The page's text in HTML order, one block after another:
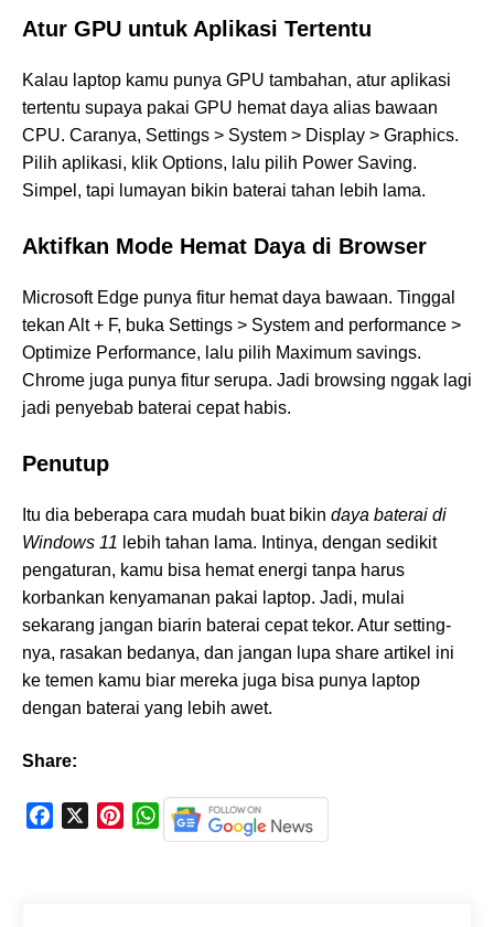
Atur GPU untuk Aplikasi Tertentu
Kalau laptop kamu punya GPU tambahan, atur aplikasi
tertentu supaya pakai GPU hemat daya alias bawaan
CPU. Caranya, Settings > System > Display > Graphics.
Pilih aplikasi, klik Options, lalu pilih Power Saving.
Simpel, tapi lumayan bikin baterai tahan lebih lama.
Aktifkan Mode Hemat Daya di Browser
Microsoft Edge punya fitur hemat daya bawaan. Tinggal
tekan Alt + F, buka Settings > System and performance >
Optimize Performance, lalu pilih Maximum savings.
Chrome juga punya fitur serupa. Jadi browsing nggak lagi
jadi penyebab baterai cepat habis.
Penutup
Itu dia beberapa cara mudah buat bikin daya baterai di
Windows 11 lebih tahan lama. Intinya, dengan sedikit
pengaturan, kamu bisa hemat energi tanpa harus
korbankan kenyamanan pakai laptop. Jadi, mulai
sekarang jangan biarin baterai cepat tekor. Atur setting-
nya, rasakan bedanya, dan jangan lupa share artikel ini
ke temen kamu biar mereka juga bisa punya laptop
dengan baterai yang lebih awet.
Share:
W
h